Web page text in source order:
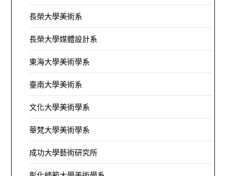
長榮大學美術系
長榮大學媒體設計系
東海大學美術學系
臺南大學美術系
文化大學美術學系
華梵大學美術學系
成功大學藝術研究所